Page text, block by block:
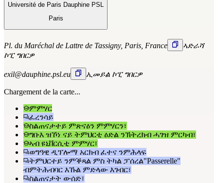
Université de Paris Dauphine PSL
Paris
Pl. du Maréchal de Lattre de Tassigny, Paris, France
ኣድራሻ
ኮፒ ግበርዎ
exil@dauphine.psl.eu ኢመይል ኮፒ ግበርዎ
Chargement de la carte...
ምምሃር
ፈረንሳይ
ስልጠናታተይ ምጽናዕን ምምሃርን፣
ግቡእ ዝኾነ ናይ ትምህርቲ ዕድል ንኽትረክብ ሓገዝ ምርካብ፣
ኣብ ዩኒቨርሲቲ ምምሃር፣
ወግዓዊ ዲፕሎማ አርክብ ፈተና ንምሕላፍ
ትምህርተይ ንምቕጻል ምስ ትካል ፓሰረል"Passerelle"
ብምትሕብባር እኹል ምድላው እገብር፣
ስልጠናታት ውሰድ፣